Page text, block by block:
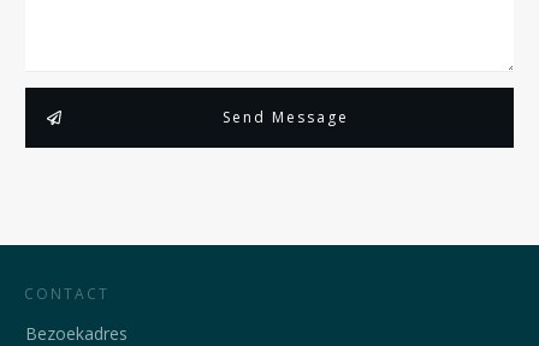
Send Message
CONTACT
Bezoekadres